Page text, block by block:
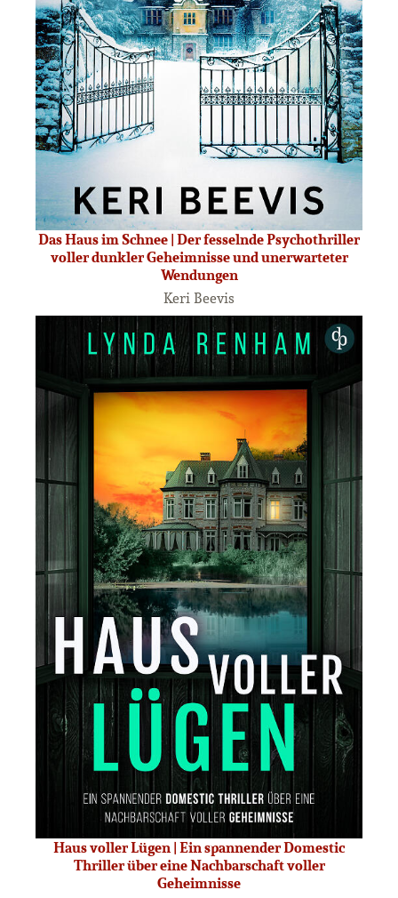
Das Haus im Schnee | Der fesselnde Psychothriller
voller dunkler Geheimnisse und unerwarteter
Wendungen
Keri Beevis
Haus voller Lügen | Ein spannender Domestic
Thriller über eine Nachbarschaft voller
Geheimnisse